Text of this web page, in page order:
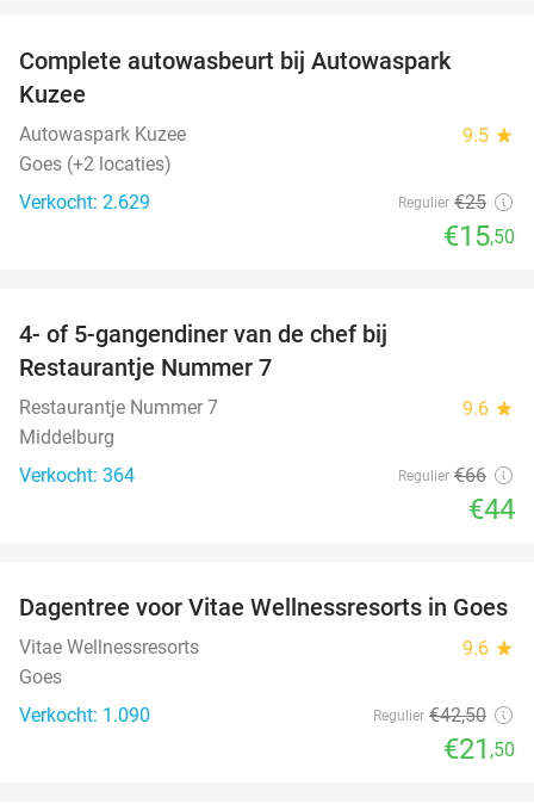
Complete autowasbeurt bij Autowaspark
Kuzee
Autowaspark Kuzee 9.5 star
Goes (+2 locaties)
Verkocht: 2.629
Regulier €25
€15,50
4- of 5-gangendiner van de chef bij
Restaurantje Nummer 7
Restaurantje Nummer 7 9.6 star
Middelburg
Verkocht: 364
Regulier €66
€44
49%
Dagentree voor Vitae Wellnessresorts in Goes
Vitae Wellnessresorts 9.6 star
Goes
Verkocht: 1.090
Regulier €42,50
€21 ,50